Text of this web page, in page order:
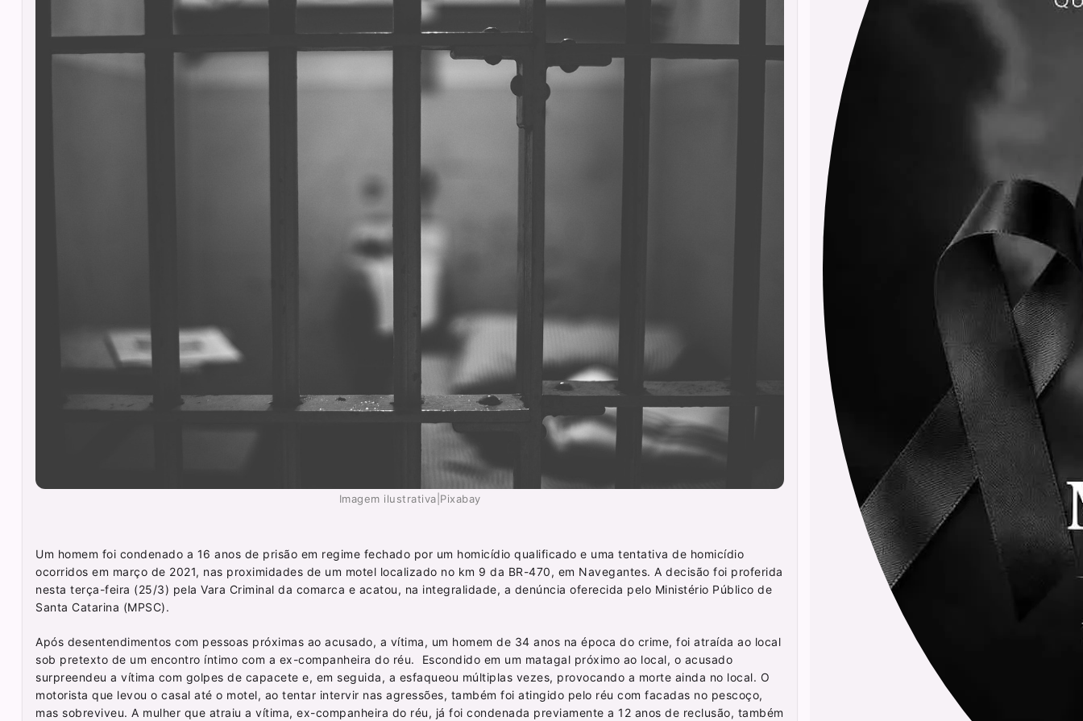
Imagem ilustrativa|Pixabay
Um homem foi condenado a 16 anos de prisão em regime fechado por um homicídio qualificado e uma tentativa de homicídio
ocorridos em março de 2021, nas proximidades de um motel localizado no km 9 da BR-470, em Navegantes. A decisão foi proferida
nesta terça-feira (25/3) pela Vara Criminal da comarca e acatou, na integralidade, a denúncia oferecida pelo Ministério Público de
Santa Catarina (MPSC).
Após desentendimentos com pessoas próximas ao acusado, a vítima, um homem de 34 anos na época do crime, foi atraída ao local
sob pretexto de um encontro íntimo com a ex-companheira do réu. Escondido em um matagal próximo ao local, o acusado
surpreendeu a vítima com golpes de capacete e, em seguida, a esfaqueou múltiplas vezes, provocando a morte ainda no local. O
motorista que levou o casal até o motel, ao tentar intervir nas agressões, também foi atingido pelo réu com facadas no pescoço,
mas sobreviveu. A mulher que atraiu a vítima, ex-companheira do réu, já foi condenada previamente a 12 anos de reclusão, também